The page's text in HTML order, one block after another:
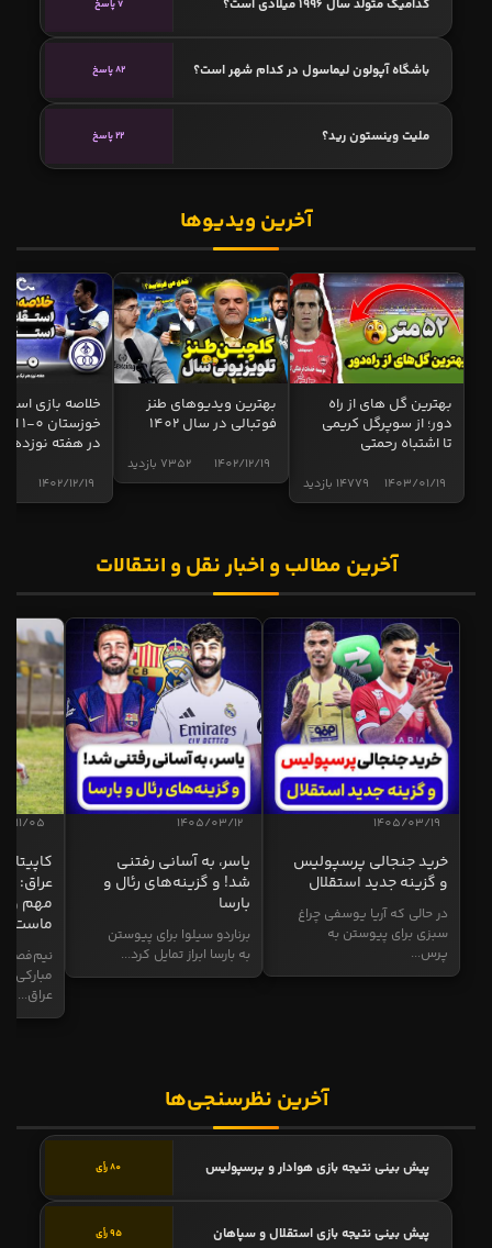
7 پاسخ
باشگاه آپولون لیماسول در کدام شهر است؟ 82 پاسخ
ملیت وینستون رید؟ 22 پاسخ
آخرین ویدیوها
بهترین گل های از راه
دور؛ از سوپرگل کریمی
تا اشتباه رحمتی
14779 بازدید 1403/01/19
بهترین ویدیوهای طنز
فوتبالی در سال 1402
7352 بازدید 1402/12/19
خلاصه بازی
در هفته نوزدهم
1402/12/19
آخرین مطالب و اخبار نقل و انتقالات
1405/03/19
خرید جنجالی پرسپولیس
و گزینه جدید استقلال
در حالی که آریا یوسفی چراغ
سبزی برای پیوستن به
پرس...
1405/03/12
یاسر، به آسانی رفتنی
شد! و گزینه‌های رئال و
بارسا
برناردو سیلوا برای پیوستن
به بارسا ابراز تمایل کرد...
11/05
عراق:
مهم و
ماست
نیم‌فصل
مبارکی
عراق...
آخرین نظرسنجی‌ها
پیش بینی نتیجه بازی هوادار و پرسپولیس 80 رأی
پیش بینی نتیجه بازی استقلال و سپاهان 95 رأی